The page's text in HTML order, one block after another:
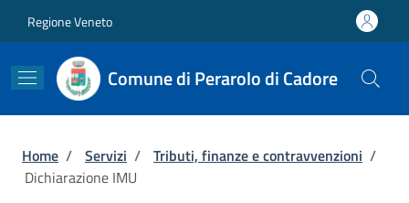
Regione Veneto
Comune di Perarolo di Cadore
Briciole di pane
Home / Servizi / Tributi, finanze e contravvenzioni /
Dichiarazione IMU